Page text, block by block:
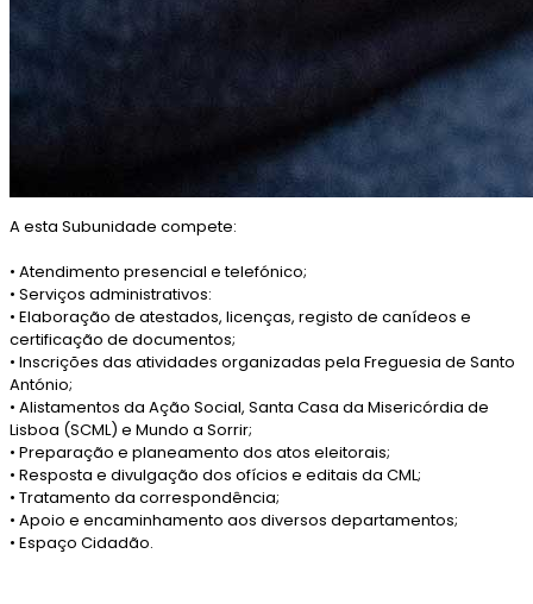
A esta Subunidade compete:
• Atendimento presencial e telefónico;
• Serviços administrativos:
• Elaboração de atestados, licenças, registo de canídeos e
certificação de documentos;
• Inscrições das atividades organizadas pela Freguesia de Santo
António;
• Alistamentos da Ação Social, Santa Casa da Misericórdia de
Lisboa (SCML) e Mundo a Sorrir;
• Preparação e planeamento dos atos eleitorais;
• Resposta e divulgação dos ofícios e editais da CML;
• Tratamento da correspondência;
• Apoio e encaminhamento aos diversos departamentos;
• Espaço Cidadão.